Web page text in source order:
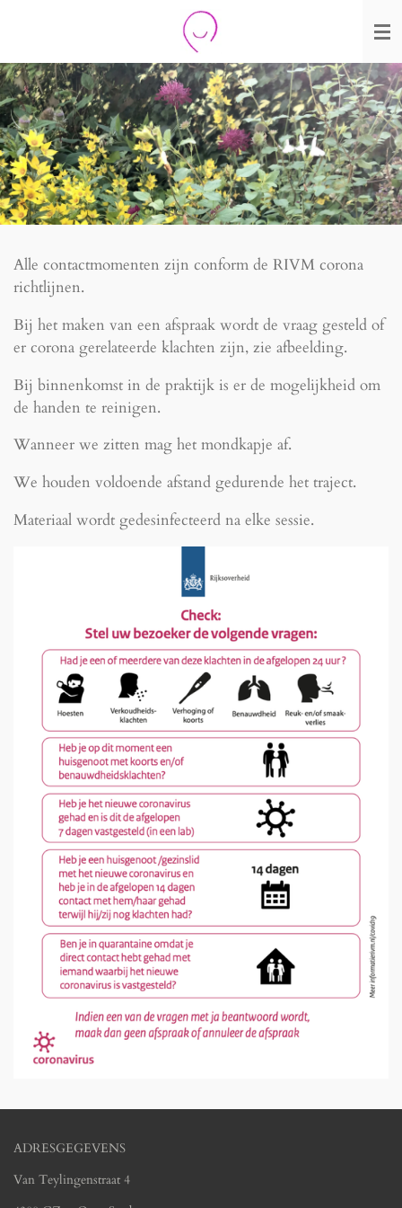
naar
de
hoofdinhoud
Alle contactmomenten zijn conform de RIVM corona
richtlijnen.
Bij het maken van een afspraak wordt de vraag gesteld of
er corona gerelateerde klachten zijn, zie afbeelding.
Bij binnenkomst in de praktijk is er de mogelijkheid om
de handen te reinigen.
Wanneer we zitten mag het mondkapje af.
We houden voldoende afstand gedurende het traject.
Materiaal wordt gedesinfecteerd na elke sessie.
ADRESGEGEVENS
Van Teylingenstraat 4